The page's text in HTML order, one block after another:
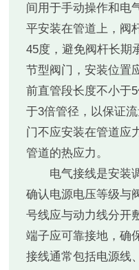
间用于手动操作和电
平安装在管道上，阀
45度，避免阀杆长期
节型阀门，安装位置
前直管段长度不小于
于3倍管径，以保证
门不应安装在管道应
管道的热应力。
电气接线是安装
确认电源电压等级与
号线应与动力线分开
端子应可靠接地，确
接线通常包括电源线